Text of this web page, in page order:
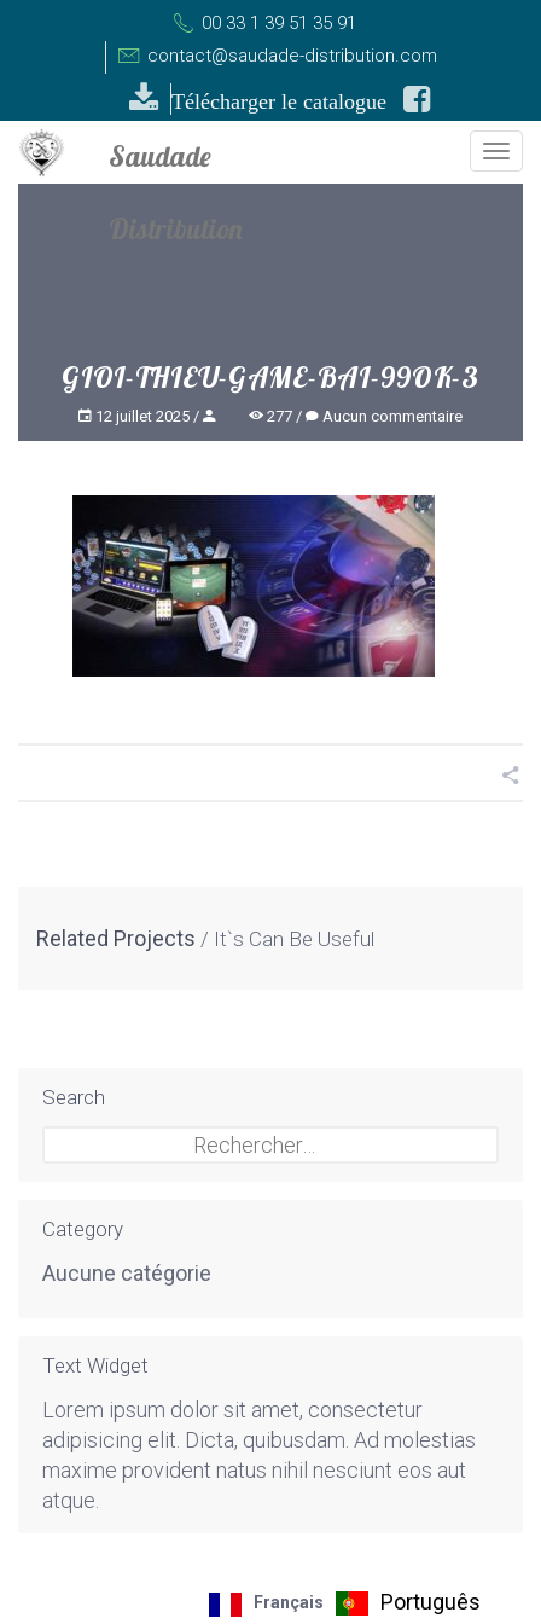
00 33 1 39 51 35 91
contact@saudade-distribution.com
Télécharger le catalogue
GIOI-THIEU-GAME-BAI-99OK-3
12 juillet 2025 277 Aucun commentaire
Related Projects It`s Can Be Useful
Search
Category
Aucune catégorie
Text Widget
Lorem ipsum dolor sit amet, consectetur
adipisicing elit. Dicta, quibusdam. Ad molestias
maxime provident natus nihil nesciunt eos aut
atque.
Français Português